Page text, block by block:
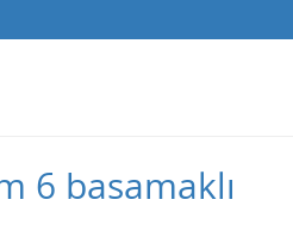
6 basamaklı